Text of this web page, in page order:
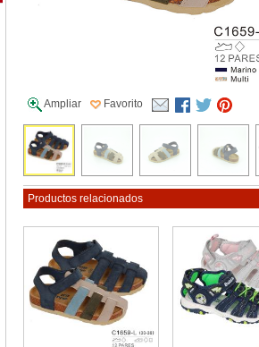
Ampliar Favorito
Productos relacionados